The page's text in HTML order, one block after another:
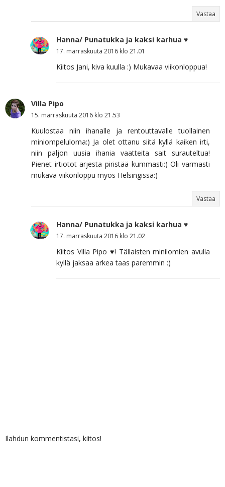
Vastaa
Hanna/ Punatukka ja kaksi karhua ♥
17. marraskuuta 2016 klo 21.01
Kiitos Jani, kiva kuulla :) Mukavaa viikonloppua!
Villa Pipo
15. marraskuuta 2016 klo 21.53
Kuulostaa niin ihanalle ja rentouttavalle tuollainen
miniompeluloma:) Ja olet ottanu siitä kyllä kaiken irti,
niin paljon uusia ihania vaatteita sait surauteltua!
Pienet irtiotot arjesta piristää kummasti:) Oli varmasti
mukava viikonloppu myös Helsingissä:)
Vastaa
Hanna/ Punatukka ja kaksi karhua ♥
17. marraskuuta 2016 klo 21.02
Kiitos Villa Pipo ♥! Tällaisten minilomien avulla
kyllä jaksaa arkea taas paremmin :)
Ilahdun kommentistasi, kiitos!